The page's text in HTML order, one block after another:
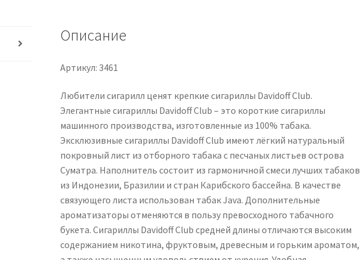
Описание
Артикул: 3461
Любители сигарилл ценят крепкие сигариллы Davidoff Club.
Элегантные сигариллы Davidoff Club – это короткие сигариллы
машинного производства, изготовленные из 100% табака.
Эксклюзивные сигариллы Davidoff Club имеют лёгкий натуральный
покровный лист из отборного табака с песчаных листьев острова
Суматра. Наполнитель состоит из гармоничной смеси лучших табаков
из Индонезии, Бразилии и стран Карибского бассейна. В качестве
связующего листа использован табак Java. Дополнительные
ароматизаторы отменяются в пользу превосходного табачного
букета. Сигариллы Davidoff Club средней длины отличаются высоким
содержанием никотина, фруктовым, древесным и горьким ароматом,